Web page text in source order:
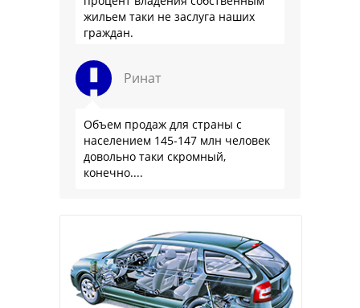
жильем таки не заслуга наших
граждан.
Ринат
Объем продаж для страны с
населением 145-147 млн человек
довольно таки скромный,
конечно....